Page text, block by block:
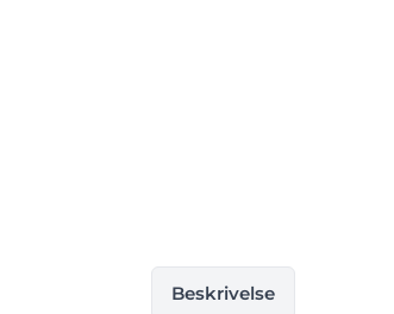
Beskrivelse